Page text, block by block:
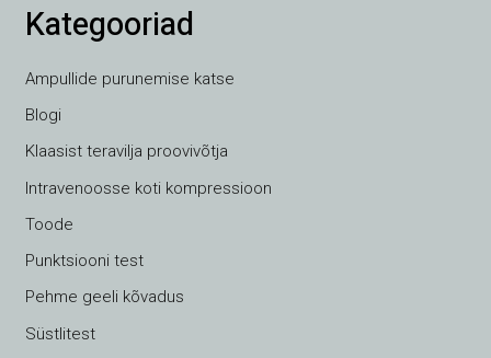
Kategooriad
Ampullide purunemise katse
Blogi
Klaasist teravilja proovivõtja
Intravenoosse koti kompressioon
Toode
Punktsiooni test
Pehme geeli kõvadus
Süstlitest